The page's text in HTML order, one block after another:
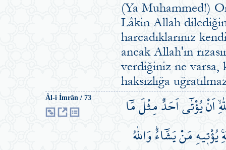
(Ya Muhammed!)
Lâkin Allah
harcadıklarınız
ancak Allah'ın
verdiğiniz ne varsa,
haksızlığa
Âl-i İmrân / 73
اَنْ يُؤْتٰٓى اَحَدٌ مِثْلَ مَٓا
مَنْ يَشَٓاءُۜ وَاللّٰهُ